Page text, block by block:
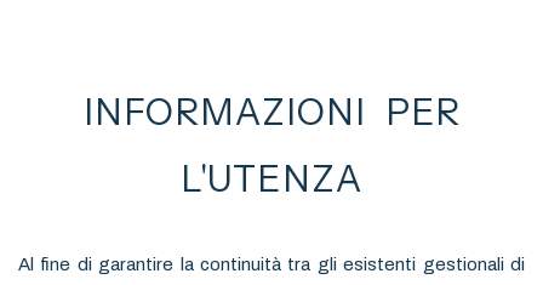
INFORMAZIONI PER
L'UTENZA
Al fine di garantire la continuità tra gli esistenti gestionali di